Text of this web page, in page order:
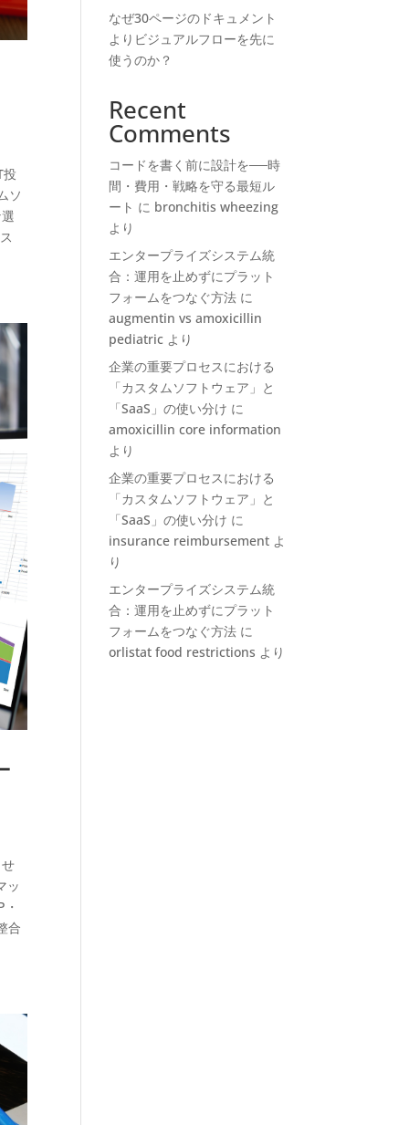
ソ
ッ
合
なぜ30ページのドキュメント
よりビジュアルフローを先に
使うのか？
Recent
Comments
コードを書く前に設計を──時
間・費用・戦略を守る最短ル
ート に bronchitis wheezing
より
エンタープライズシステム統
合：運用を止めずにプラット
フォームをつなぐ方法 に
augmentin vs amoxicillin
pediatric より
企業の重要プロセスにおける
「カスタムソフトウェア」と
「SaaS」の使い分け に
amoxicillin core information
より
企業の重要プロセスにおける
「カスタムソフトウェア」と
「SaaS」の使い分け に
insurance reimbursement よ
り
エンタープライズシステム統
合：運用を止めずにプラット
フォームをつなぐ方法 に
orlistat food restrictions より